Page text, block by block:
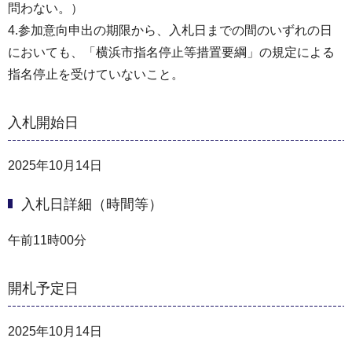
問わない。）
4.参加意向申出の期限から、入札日までの間のいずれの日
においても、「横浜市指名停止等措置要綱」の規定による
指名停止を受けていないこと。
入札開始日
2025年10月14日
入札日詳細（時間等）
午前11時00分
開札予定日
2025年10月14日